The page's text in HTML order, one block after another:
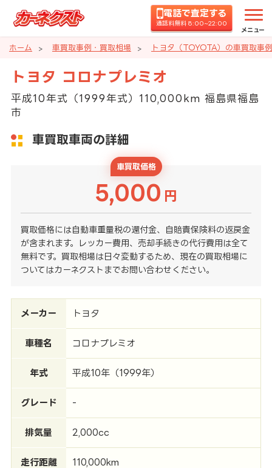
電話で査定する
通話料無料 8:00~22:00
メニュー
ホーム 車買取事例・買取相場 トヨタ（TOYOTA）の車買取事
トヨタ コロナプレミオ
平成10年式（1999年式）110,000km 福島県福島
市
車買取車両の詳細
車買取価格
5,000 円
買取価格には自動車重量税の還付金、自賠責保険料の返戻金
が含まれます。レッカー費用、売却手続きの代行費用は全て
無料です。買取相場は日々変動するため、現在の買取相場に
ついてはカーネクストまでお問い合わせください。
メーカー トヨタ
車種名 コロナプレミオ
年式 平成10年（1999年）
グレード -
排気量 2,000cc
走行距離 110,000km